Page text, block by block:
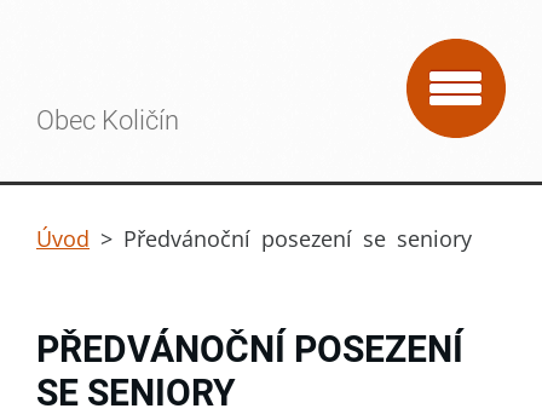
Obec Količín
Úvod > Předvánoční posezení se seniory
PŘEDVÁNOČNÍ POSEZENÍ
SE SENIORY